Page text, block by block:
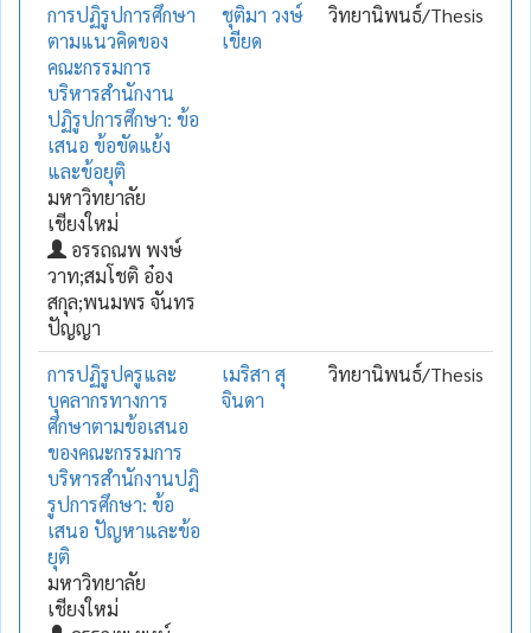
การปฏิรูปการศึกษา
ตามแนวคิดของ
คณะกรรมการ
บริหารสำนักงาน
ปฏิรูปการศึกษา: ข้อ
เสนอ ข้อขัดแย้ง
และข้อยุติ
มหาวิทยาลัย
เชียงใหม่
อรรถณพ พงษ์
วาท;สมโชติ อ๋อง
สกุล;พนมพร จันทร
ปัญญา
ชุติมา วงษ์
เขียด
วิทยานิพนธ์/Thesis
การปฏิรูปครูและ
บุคลากรทางการ
ศึกษาตามข้อเสนอ
ของคณะกรรมการ
บริหารสำนักงานปฎิ
รูปการศึกษา: ข้อ
เสนอ ปัญหาและข้อ
ยุติ
มหาวิทยาลัย
เชียงใหม่
เมริสา สุ
จินดา
วิทยานิพนธ์/Thesis